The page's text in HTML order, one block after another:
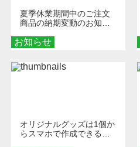
お知らせ
夏季休業期間中のご注文
商品の納期変動のお知ら
オリジナルグッズは1個か
らスマホで作成できる！